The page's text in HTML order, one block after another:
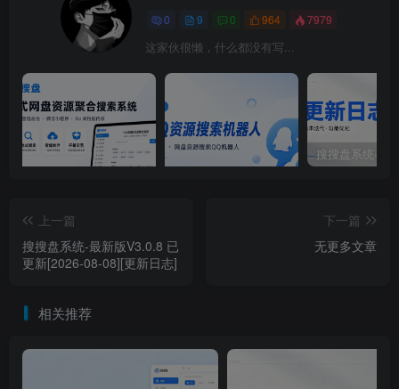
0 9 0 964 7979
这家伙很懒，什么都没有写...
独家搜搜盘：一站式网盘
资源聚合搜索系统-酷乐
网">
免费网盘资源搜索QQ机器
人电脑版-最新版V1.0.1-酷
乐网">
上一篇
搜搜盘系统-最新版V3.0.8 已
更新[2026-08-08][更新日志]
下一篇
无更多文章
相关推荐